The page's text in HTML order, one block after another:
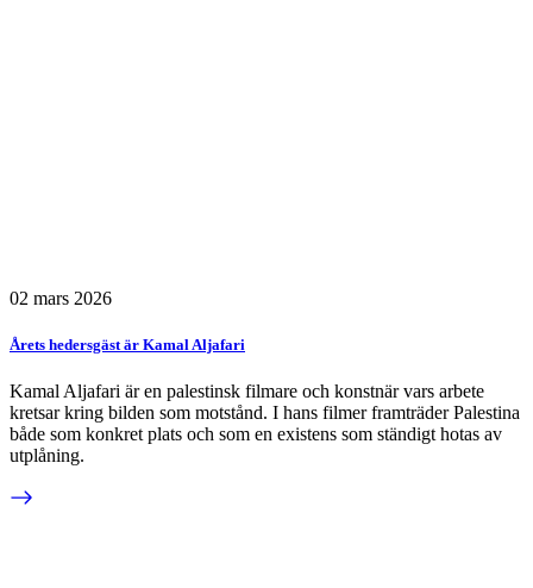
02 mars 2026
Årets hedersgäst är Kamal Aljafari
Kamal Aljafari är en palestinsk filmare och konstnär vars arbete
kretsar kring bilden som motstånd. I hans filmer framträder Palestina
både som konkret plats och som en existens som ständigt hotas av
utplåning.